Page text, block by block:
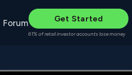
Forum Get Started
61% of retail investor accounts lose money